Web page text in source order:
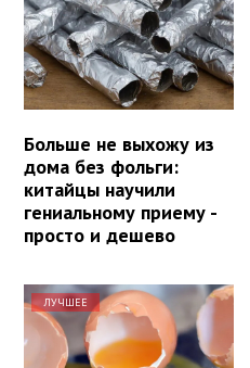
Больше не выхожу из
дома без фольги:
китайцы научили
гениальному приему -
просто и дешево
ЛУЧШЕЕ